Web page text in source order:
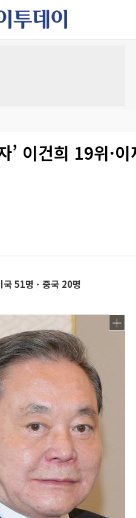
’ 이건희 19위·
국 51명ㆍ중국 20명